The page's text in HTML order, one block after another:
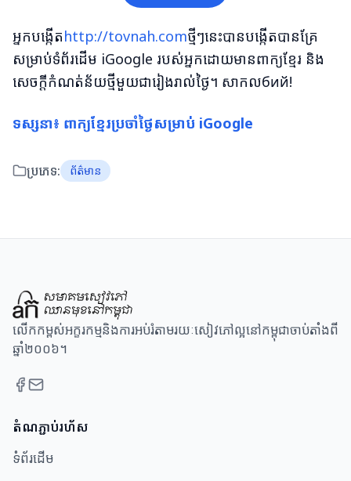
អ្នកបង្កើតhttp://tovnah.comថ្មីៗនេះបានបង្កើតបានគ្រែ
សម្រាប់ទំព័រដើម iGoogle របស់អ្នកដោយមានពាក្យខ្មែរ និង
សេចក្ដីកំណត់ន័យថ្មីមួយជារៀងរាល់ថ្ងៃ។ សាកលбий!
ទស្សនា៖ ពាក្យខ្មែរប្រចាំថ្ងៃសម្រាប់ iGoogle
ប្រភេទ: ព័ត៌មាន
លើកកម្ពស់អក្ខរកម្មនិងការអប់រំតាមរយៈសៀវភៅល្អនៅកម្ពុជាចាប់តាំងពី
ឆ្នាំ២០០៦។
តំណភ្ជាប់រហ័ស
ទំព័រដើម